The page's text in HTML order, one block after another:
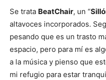
Se trata BeatChair, un “
altavoces incorporados.
pesando que es un trasto
espacio, pero para mí es
a la música y pienso que
mi refugio para estar